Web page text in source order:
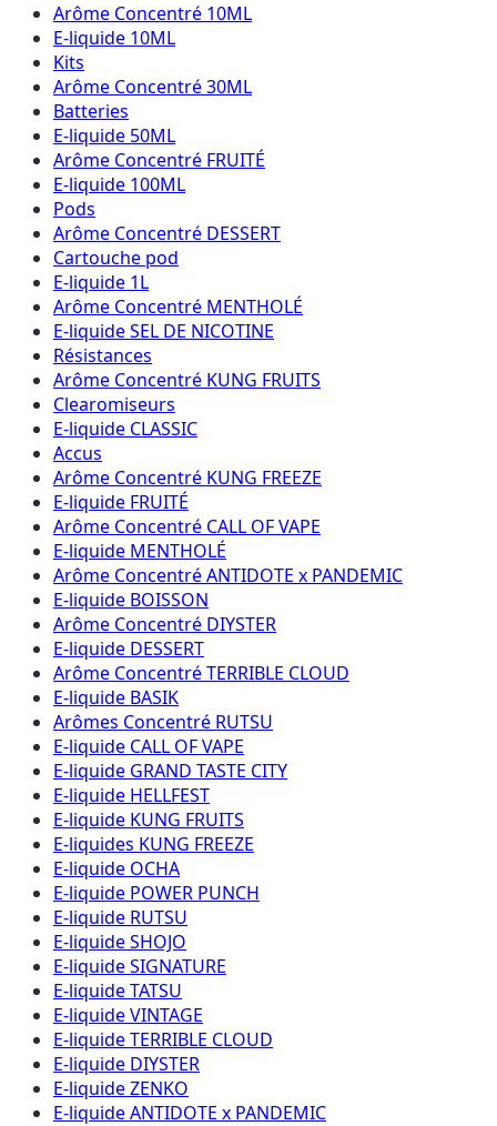
Arôme Concentré 10ML
E-liquide 10ML
Kits
Arôme Concentré 30ML
Batteries
E-liquide 50ML
Arôme Concentré FRUITÉ
E-liquide 100ML
Pods
Arôme Concentré DESSERT
Cartouche pod
E-liquide 1L
Arôme Concentré MENTHOLÉ
E-liquide SEL DE NICOTINE
Résistances
Arôme Concentré KUNG FRUITS
Clearomiseurs
E-liquide CLASSIC
Accus
Arôme Concentré KUNG FREEZE
E-liquide FRUITÉ
Arôme Concentré CALL OF VAPE
E-liquide MENTHOLÉ
Arôme Concentré ANTIDOTE x PANDEMIC
E-liquide BOISSON
Arôme Concentré DIYSTER
E-liquide DESSERT
Arôme Concentré TERRIBLE CLOUD
E-liquide BASIK
Arômes Concentré RUTSU
E-liquide CALL OF VAPE
E-liquide GRAND TASTE CITY
E-liquide HELLFEST
E-liquide KUNG FRUITS
E-liquides KUNG FREEZE
E-liquide OCHA
E-liquide POWER PUNCH
E-liquide RUTSU
E-liquide SHOJO
E-liquide SIGNATURE
E-liquide TATSU
E-liquide VINTAGE
E-liquide TERRIBLE CLOUD
E-liquide DIYSTER
E-liquide ZENKO
E-liquide ANTIDOTE x PANDEMIC